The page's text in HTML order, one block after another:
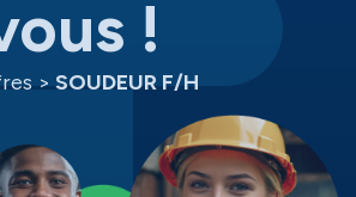
!
> SOUDEUR F/H